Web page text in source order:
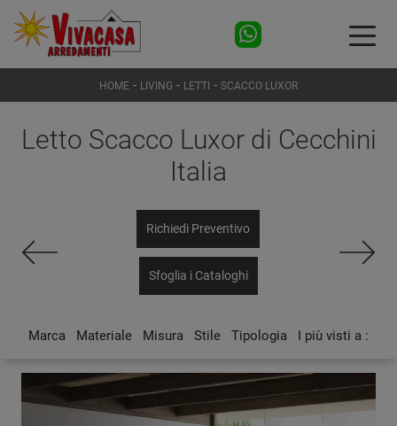
HOME - LIVING - LETTI - SCACCO LUXOR
Letto Scacco Luxor di Cecchini
Italia
Richiedi Preventivo
Sfoglia i Cataloghi
Marca Materiale Misura Stile Tipologia I più visti a :